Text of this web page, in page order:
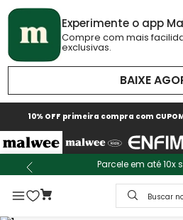
Experimente o app
Compre com mais
exclusivas.
BAIXE
10% OFF primeira compra com
Parcele em até 10x
Buscar no